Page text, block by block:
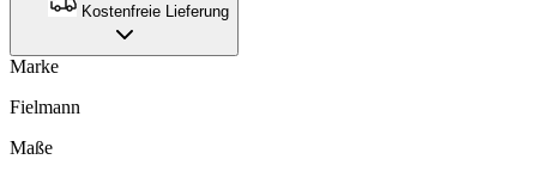
Kostenfreie Lieferung
Marke
Fielmann
Maße